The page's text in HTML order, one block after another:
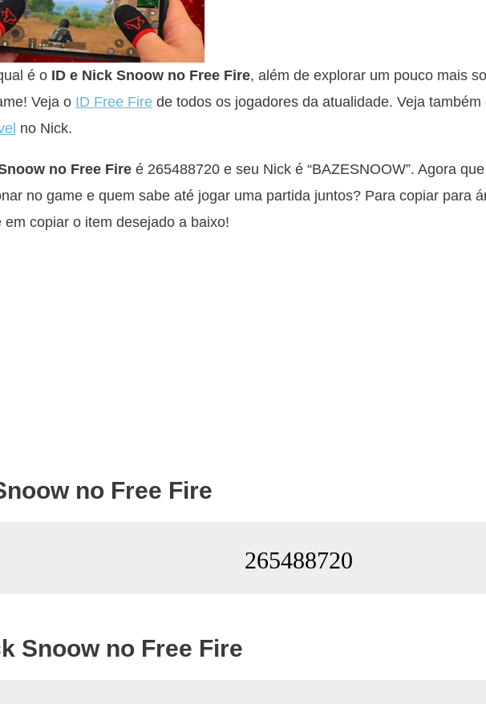
é o ID e Nick Snoow no Free Fire, além de explorar um pouco mais
Veja o ID Free Fire de todos os jogadores da atualidade. Veja
no Nick.
no Free Fire é 265488720 e seu Nick é “BAZEㅤSNOOW”. Agora
no game e quem sabe até jogar uma partida juntos? Para copiar para
em copiar o item desejado a baixo!
no Free Fire
265488720
Snoow no Free Fire